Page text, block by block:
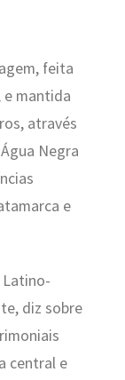
feita
e mantida
através
Negra
e
diz sobre
central e